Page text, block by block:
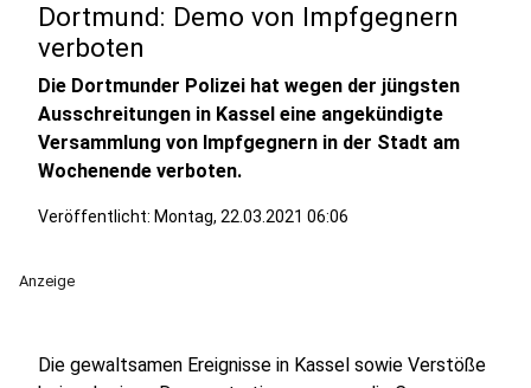
Dortmund: Demo von Impfgegnern
verboten
Die Dortmunder Polizei hat wegen der jüngsten
Ausschreitungen in Kassel eine angekündigte
Versammlung von Impfgegnern in der Stadt am
Wochenende verboten.
Veröffentlicht: Montag, 22.03.2021 06:06
Anzeige
Die gewaltsamen Ereignisse in Kassel sowie Verstöße